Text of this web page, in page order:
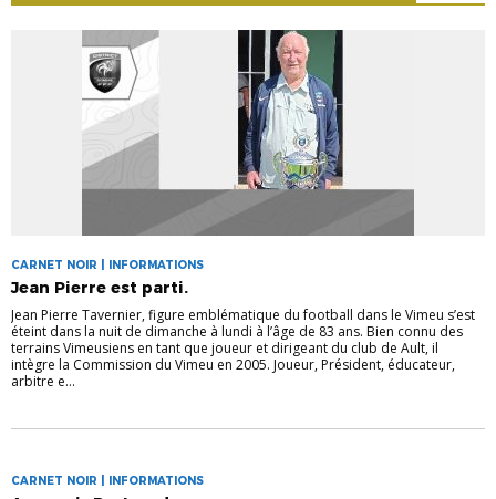
CARNET NOIR | INFORMATIONS
Jean Pierre est parti.
Jean Pierre Tavernier, figure emblématique du football dans le Vimeu s’est
éteint dans la nuit de dimanche à lundi à l’âge de 83 ans. Bien connu des
terrains Vimeusiens en tant que joueur et dirigeant du club de Ault, il
intègre la Commission du Vimeu en 2005. Joueur, Président, éducateur,
arbitre e...
CARNET NOIR | INFORMATIONS